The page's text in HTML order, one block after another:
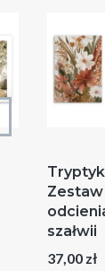
szałwii
Cena
37,00 zł